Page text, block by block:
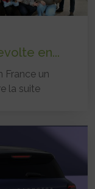
en...
France un
la suite